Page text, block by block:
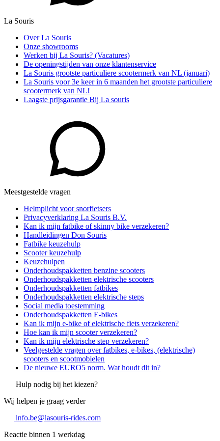
La Souris
Over La Souris
Onze showrooms
Werken bij La Souris? (Vacatures)
De openingstijden van onze klantenservice
La Souris grootste particuliere scootermerk van NL (januari)
La Souris voor 3e keer in 6 maanden het grootste particuliere
scootermerk van NL!
Laagste prijsgarantie Bij La souris
Meestgestelde vragen
Helmplicht voor snorfietsers
Privacyverklaring La Souris B.V.
Kan ik mijn fatbike of skinny bike verzekeren?
Handleidingen Don Souris
Fatbike keuzehulp
Scooter keuzehulp
Keuzehulpen
Onderhoudspakketten benzine scooters
Onderhoudspakketten elektrische scooters
Onderhoudspakketten fatbikes
Onderhoudspakketten elektrische steps
Social media toestemming
Onderhoudspakketten E-bikes
Kan ik mijn e-bike of elektrische fiets verzekeren?
Hoe kan ik mijn scooter verzekeren?
Kan ik mijn elektrische step verzekeren?
Veelgestelde vragen over fatbikes, e-bikes, (elektrische)
scooters en scootmobielen
De nieuwe EURO5 norm. Wat houdt dit in?
Hulp nodig bij het kiezen?
Wij helpen je graag verder
info.be@lasouris-rides.com
Reactie binnen 1 werkdag